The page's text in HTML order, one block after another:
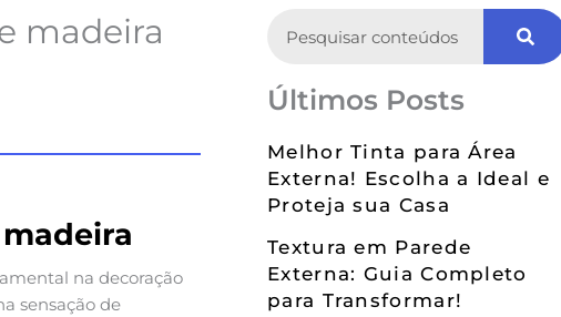
madeira
na decoração
sensação de
Últimos Posts
Melhor Tinta para Área
Externa! Escolha a Ideal e
Proteja sua Casa
Textura em Parede
Externa: Guia Completo
para Transformar!